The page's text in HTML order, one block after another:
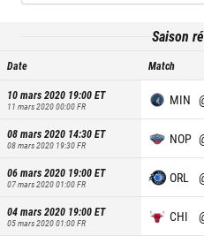
Saison
Date Match
10 mars 2020 19:00ET
11 mars 2020 00:00FR MIN
08 mars 2020 14:30ET
08 mars 2020 19:30FR NOP
06 mars 2020 19:00ET
07 mars 2020 01:00FR ORL
04 mars 2020 19:00ET
05 mars 2020 01:00FR CHI